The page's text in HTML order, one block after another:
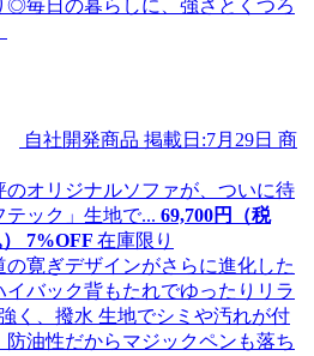
自社開発商品 掲載日:7月29日 商
のオリジナルソファが、ついに待
ック」生地で... 69,700円（税
7%OFF 在庫限り